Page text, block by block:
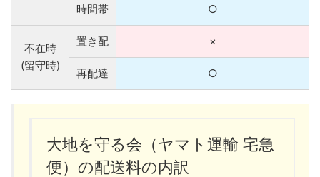
時間帯 ○
不在時
(留守時)
置き配 ×
再配達 ○
大地を守る会（ヤマト運輸 宅急
便）の配送料の内訳